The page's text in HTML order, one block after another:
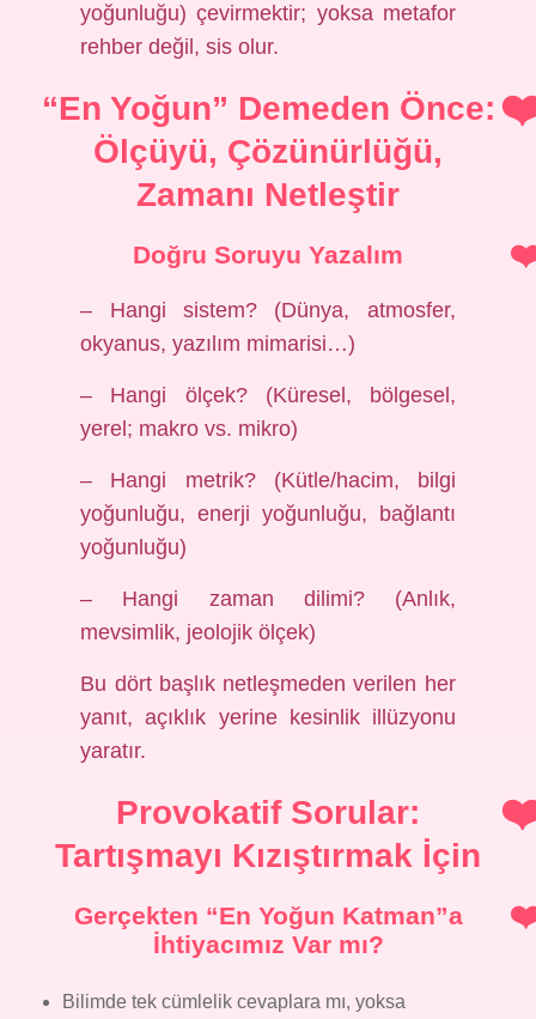
yoğunluğu) çevirmektir; yoksa metafor
rehber değil, sis olur.
“En Yoğun” Demeden Önce:
Ölçüyü, Çözünürlüğü,
Zamanı Netleştir
Doğru Soruyu Yazalım
– Hangi sistem? (Dünya, atmosfer,
okyanus, yazılım mimarisi…)
– Hangi ölçek? (Küresel, bölgesel,
yerel; makro vs. mikro)
– Hangi metrik? (Kütle/hacim, bilgi
yoğunluğu, enerji yoğunluğu, bağlantı
yoğunluğu)
– Hangi zaman dilimi? (Anlık,
mevsimlik, jeolojik ölçek)
Bu dört başlık netleşmeden verilen her
yanıt, açıklık yerine kesinlik illüzyonu
yaratır.
Provokatif Sorular:
Tartışmayı Kızıştırmak İçin
Gerçekten “En Yoğun Katman”a
İhtiyacımız Var mı?
Bilimde tek cümlelik cevaplara mı, yoksa